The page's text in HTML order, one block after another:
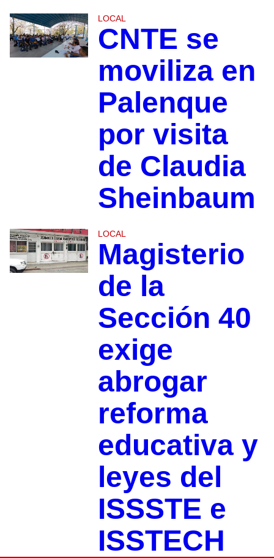
LOCAL
CNTE se
moviliza en
Palenque
por visita
de Claudia
Sheinbaum
LOCAL
Magisterio
de la
Sección 40
exige
abrogar
reforma
educativa y
leyes del
ISSSTE e
ISSTECH